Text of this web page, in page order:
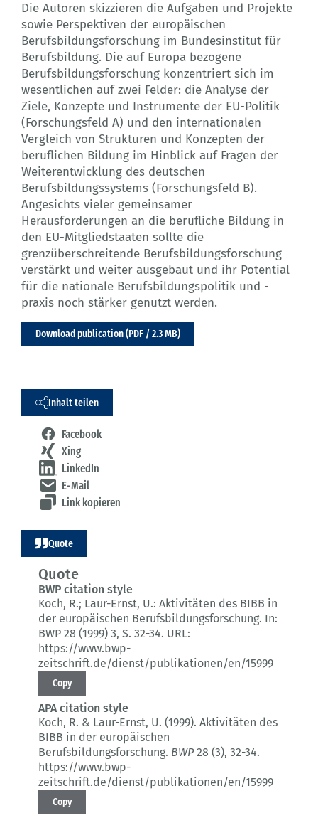
Die Autoren skizzieren die Aufgaben und Projekte
sowie Perspektiven der europäischen
Berufsbildungsforschung im Bundesinstitut für
Berufsbildung. Die auf Europa bezogene
Berufsbildungsforschung konzentriert sich im
wesentlichen auf zwei Felder: die Analyse der
Ziele, Konzepte und Instrumente der EU-Politik
(Forschungsfeld A) und den internationalen
Vergleich von Strukturen und Konzepten der
beruflichen Bildung im Hinblick auf Fragen der
Weiterentwicklung des deutschen
Berufsbildungssystems (Forschungsfeld B).
Angesichts vieler gemeinsamer
Herausforderungen an die berufliche Bildung in
den EU-Mitgliedstaaten sollte die
grenzüberschreitende Berufsbildungsforschung
verstärkt und weiter ausgebaut und ihr Potential
für die nationale Berufsbildungspolitik und -
praxis noch stärker genutzt werden.
Download publication (PDF / 2.3 MB)
Inhalt teilen
Facebook
Xing
LinkedIn
E-Mail
Link kopieren
Quote
Quote
BWP citation style
Koch, R.; Laur-Ernst, U.: Aktivitäten des BIBB in
der europäischen Berufsbildungsforschung. In:
BWP 28 (1999) 3, S. 32-34. URL:
https://www.bwp-
zeitschrift.de/dienst/publikationen/en/15999
Copy
APA citation style
Koch, R. & Laur-Ernst, U. (1999). Aktivitäten des
BIBB in der europäischen
Berufsbildungsforschung. BWP28 (3), 32-34.
https://www.bwp-
zeitschrift.de/dienst/publikationen/en/15999
Copy